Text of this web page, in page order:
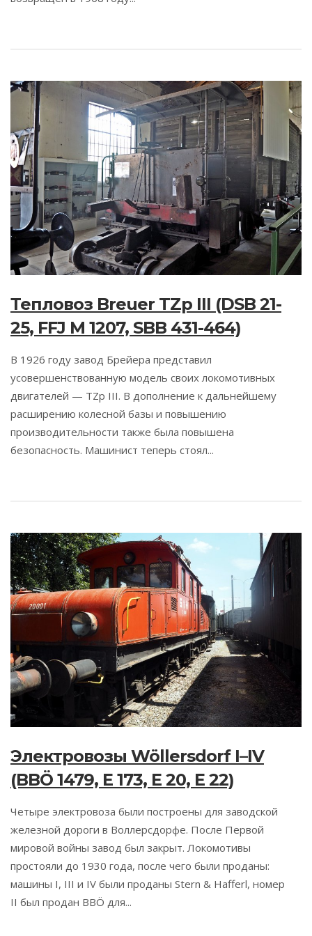
Тепловоз Breuer TZp III (DSB 21-
25, FFJ M 1207, SBB 431-464)
В 1926 году завод Брейера представил
усовершенствованную модель своих локомотивных
двигателей — TZp III. В дополнение к дальнейшему
расширению колесной базы и повышению
производительности также была повышена
безопасность. Машинист теперь стоял...
Электровозы Wöllersdorf I–IV
(BBÖ 1479, E 173, E 20, E 22)
Четыре электровоза были построены для заводской
железной дороги в Воллерсдорфе. После Первой
мировой войны завод был закрыт. Локомотивы
простояли до 1930 года, после чего были проданы:
машины I, III и IV были проданы Stern & Hafferl, номер
II был продан BBÖ для...